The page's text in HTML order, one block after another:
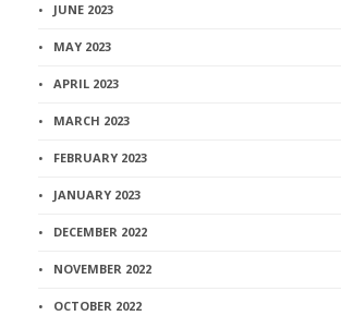
JUNE 2023
MAY 2023
APRIL 2023
MARCH 2023
FEBRUARY 2023
JANUARY 2023
DECEMBER 2022
NOVEMBER 2022
OCTOBER 2022